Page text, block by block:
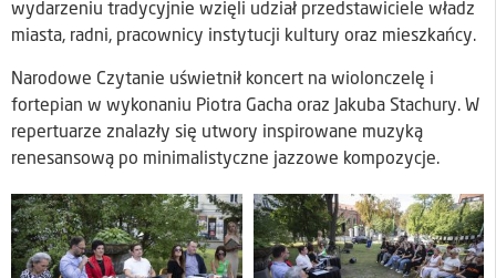
wydarzeniu tradycyjnie wzięli udział przedstawiciele władz
miasta, radni, pracownicy instytucji kultury oraz mieszkańcy.
Narodowe Czytanie uświetnił koncert na wiolonczelę i
fortepian w wykonaniu Piotra Gacha oraz Jakuba Stachury. W
repertuarze znalazły się utwory inspirowane muzyką
renesansową po minimalistyczne jazzowe kompozycje.